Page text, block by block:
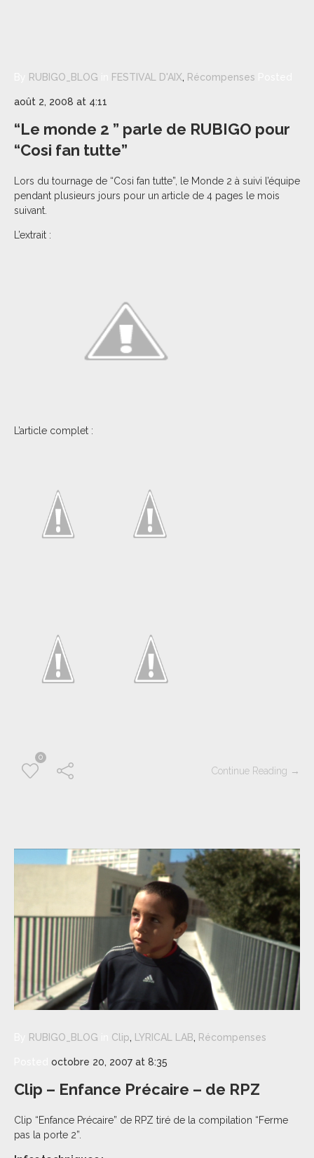
RUBIGO_BLOG FESTIVAL D'AIX, Récompenses
août 2, 2008 at 4:11
“Le monde 2 ” parle de RUBIGO pour
“Cosi fan tutte”
Lors du tournage de “Cosi fan tutte”, le Monde 2 à suivi l’équipe
pendant plusieurs jours pour un article de 4 pages le mois
suivant.
L’extrait :
L’article complet :
0
Continue Reading →
RUBIGO_BLOG Clip, LYRICAL LAB, Récompenses
octobre 20, 2007 at 8:35
Clip – Enfance Précaire – de RPZ
Clip “Enfance Précaire” de RPZ tiré de la compilation “Ferme
pas la porte 2”.